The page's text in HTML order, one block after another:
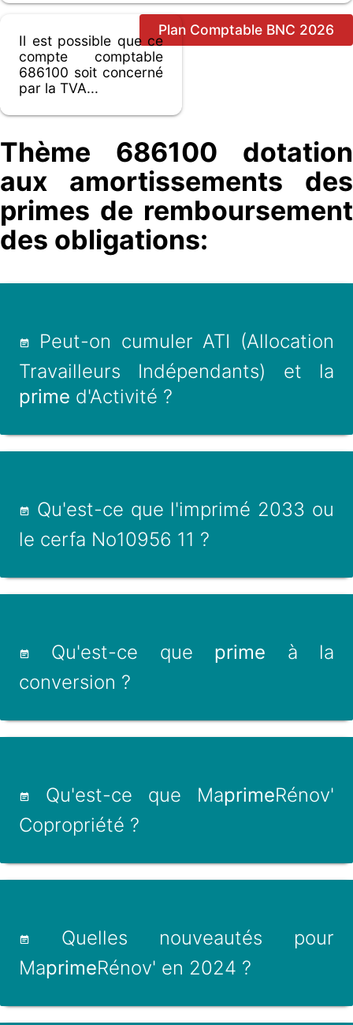
Plan Comptable BNC 2026
Il est possible que ce
compte comptable
686100 soit concerné
par la TVA...
Thème 686100 dotation
aux amortissements des
primes de remboursement
des obligations:
Peut-on cumuler ATI (Allocation
Travailleurs Indépendants) et la
prime d'Activité ?
Qu'est-ce que l'imprimé 2033 ou
le cerfa No10956 11 ?
Qu'est-ce que prime à la
conversion ?
Qu'est-ce que MaprimeRénov'
Copropriété ?
Quelles nouveautés pour
MaprimeRénov' en 2024 ?